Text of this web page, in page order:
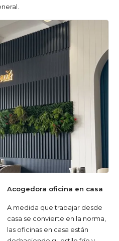
Acogedora oficina en casa
A medida que trabajar desde
casa se convierte en la norma,
las oficinas en casa están